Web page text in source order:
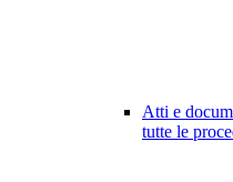
Atti e
tutte le